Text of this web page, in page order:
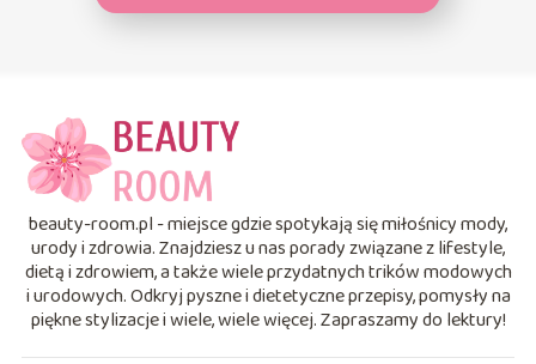
beauty-room.pl - miejsce gdzie spotykają się miłośnicy mody,
urody i zdrowia. Znajdziesz u nas porady związane z lifestyle,
dietą i zdrowiem, a także wiele przydatnych trików modowych
i urodowych. Odkryj pyszne i dietetyczne przepisy, pomysły na
piękne stylizacje i wiele, wiele więcej. Zapraszamy do lektury!